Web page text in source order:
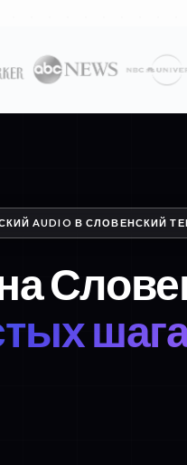
AUDIO В СЛОВЕНСКИЙ